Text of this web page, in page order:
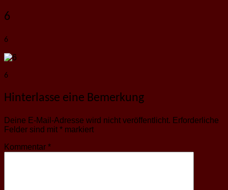
6
6
6
Hinterlasse eine Bemerkung
Deine E-Mail-Adresse wird nicht veröffentlicht. Erforderliche
Felder sind mit * markiert
Kommentar *